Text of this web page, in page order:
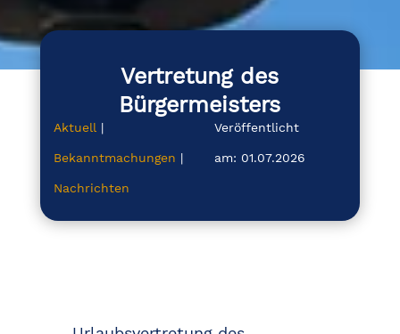
Vertretung des
Bürgermeisters
Aktuell|
Bekanntmachungen |
Nachrichten
Veröffentlicht
am: 01.07.2026